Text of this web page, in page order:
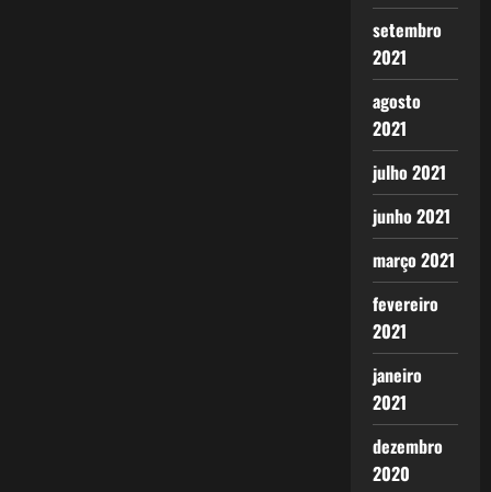
setembro
2021
agosto
2021
julho 2021
junho 2021
março 2021
fevereiro
2021
janeiro
2021
dezembro
2020